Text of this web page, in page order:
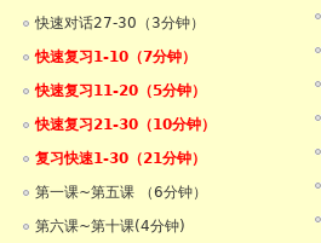
快速对话27-30（3分钟）
快速复习1-10（7分钟）
快速复习11-20（5分钟）
快速复习21-30（10分钟）
复习快速1-30（21分钟）
第一课~第五课 （6分钟）
第六课~第十课(4分钟)